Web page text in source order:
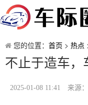
您的位置： 首页 > 热点
不止于造车，
2025-01-08 11:41 来源